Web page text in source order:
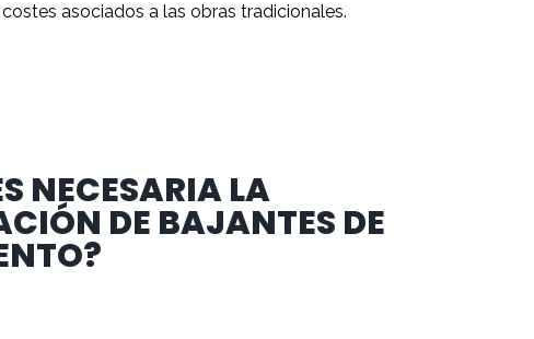
asociados a las obras tradicionales.
NECESARIA LA
DE BAJANTES DE